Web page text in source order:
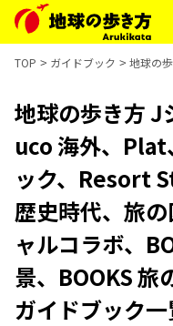
TOP ガイドブック 地球の
地球の歩き方 J
uco 海外、Plat
ック、Resort
歴史時代、旅
ャルコラボ、
景、BOOKS
ガイドブック